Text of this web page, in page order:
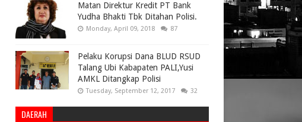
Matan Direktur Kredit PT Bank
Yudha Bhakti Tbk Ditahan Polisi.
Monday, April 09, 2018 87
Pelaku Korupsi Dana BLUD RSUD
Talang Ubi Kabapaten PALI,Yusi
AMKL Ditangkap Polisi
Tuesday, September 12, 2017 32
DAERAH